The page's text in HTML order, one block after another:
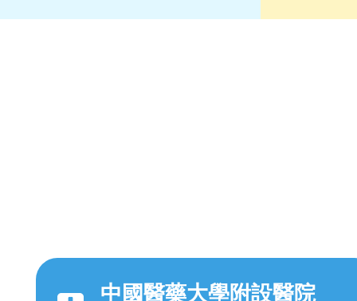
中國醫藥大學附設醫院